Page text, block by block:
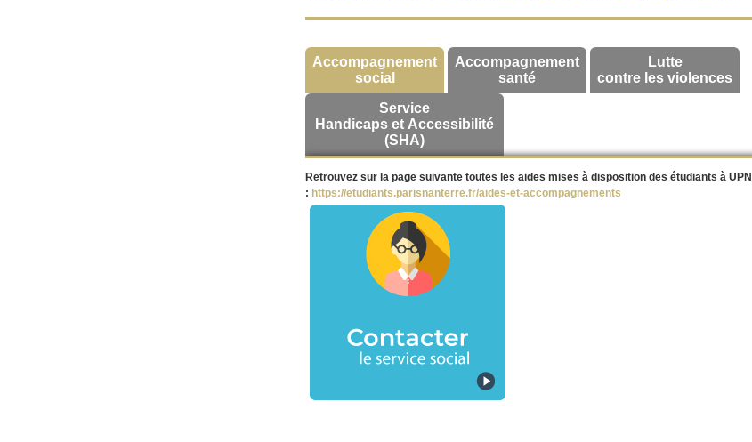
Accompagnement
social
Accompagnement
santé
Lutte
contre les violences
Service
Handicaps et Accessibilité
(SHA)
Retrouvez sur la page suivante toutes les aides mises à disposition des étudiants à UPN
: https://etudiants.parisnanterre.fr/aides-et-accompagnements